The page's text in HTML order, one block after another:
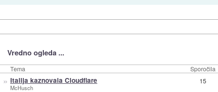
Vredno ogleda ...
Tema Sporočila
» Italija kaznovala Cloudflare
McHusch
15